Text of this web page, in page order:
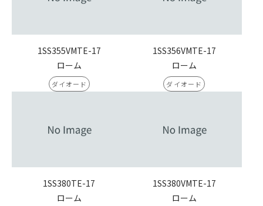
1SS355VMTE-17
ローム
ダイオード
1SS356VMTE-17
ローム
ダイオード
1SS380TE-17
ローム
1SS380VMTE-17
ローム